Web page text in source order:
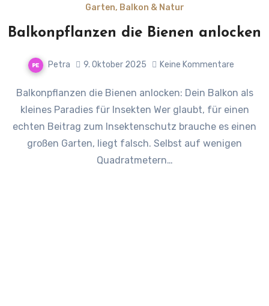
Garten, Balkon & Natur
Balkonpflanzen die Bienen anlocken
Petra 9. Oktober 2025 Keine Kommentare
Balkonpflanzen die Bienen anlocken: Dein Balkon als
kleines Paradies für Insekten Wer glaubt, für einen
echten Beitrag zum Insektenschutz brauche es einen
großen Garten, liegt falsch. Selbst auf wenigen
Quadratmetern…